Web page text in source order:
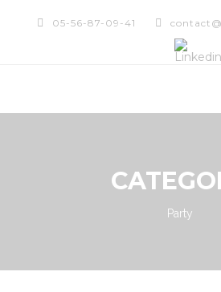
05-56-87-09-41
Party